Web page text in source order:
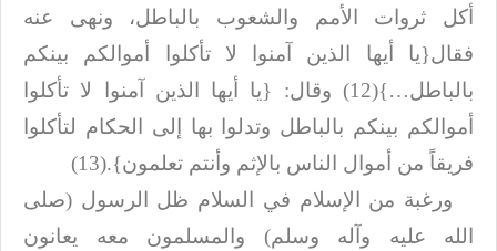
أكل ثروات الأمم والشعوب بالباطل، ونهى عنه
فقال{يا أيها
الذين آمنوا لا تأكلوا أموالكم بينكم
بالباطل…}(12) وقال:
{يا أيها الذين آمنوا لا تأكلوا
أموالكم بينكم بالباطل وتدلوا بها
إلى الحكام لتأكلوا
فريقاً من أموال الناس بالإثم وأنتم تعلمون}(13).
ورغبة من الإسلام في السلام ظل الرسول (صلى
الله عليه وآله وسلم) والمسلمون معه يعانون